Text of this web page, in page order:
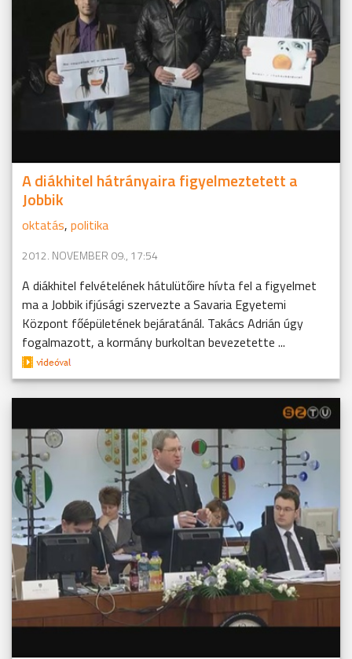
A diákhitel hátrányaira figyelmeztetett a
Jobbik
oktatás, politika
2012. NOVEMBER 09., 17:54
A diákhitel felvételének hátulütőire hívta fel a figyelmet
ma a Jobbik ifjúsági szervezte a Savaria Egyetemi
Központ főépületének bejáratánál. Takács Adrián úgy
fogalmazott, a kormány burkoltan bevezetette ...